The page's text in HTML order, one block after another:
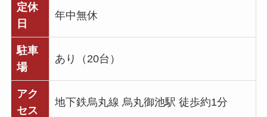
定休
日
年中無休
駐車
場
あり（20台）
アク
セス
地下鉄烏丸線 烏丸御池駅 徒歩約1分